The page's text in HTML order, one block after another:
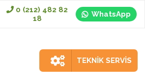
0 (212) 482 82
18
WhatsApp
TEKNİK SERVİS